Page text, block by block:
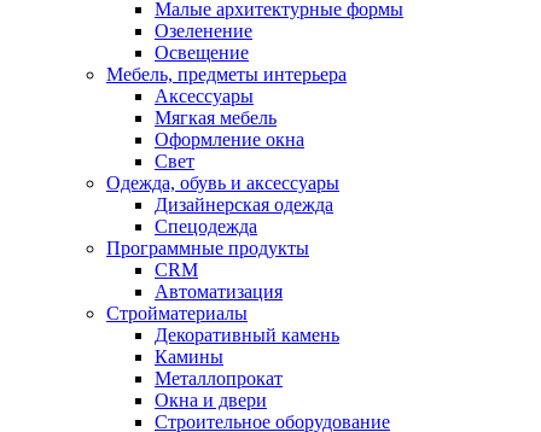
Малые архитектурные формы
Озеленение
Освещение
Мебель, предметы интерьера
Аксессуары
Мягкая мебель
Оформление окна
Свет
Одежда, обувь и аксессуары
Дизайнерская одежда
Спецодежда
Программные продукты
CRM
Автоматизация
Стройматериалы
Декоративный камень
Камины
Металлопрокат
Окна и двери
Строительное оборудование